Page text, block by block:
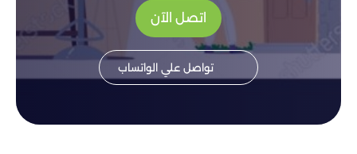
اتصل الآن
تواصل علي الواتساب